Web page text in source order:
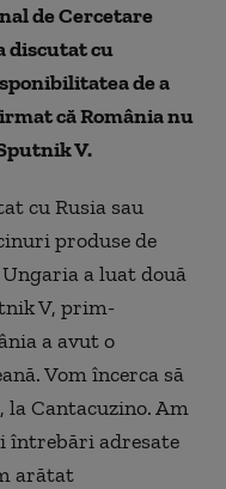
de Cercetare
discutat cu
de a
că România nu
V.
cu Rusia sau
produse de
a luat două
V, prim-
a avut o
Vom încerca să
la Cantacuzino. Am
întrebări adresate
arătat